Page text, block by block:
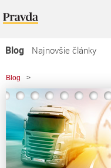
Blog
Najnovšie články
Najčítanejšie články
Najkomentovanejšie články
Zoznam blogov
Komerčné blogy
Blog >